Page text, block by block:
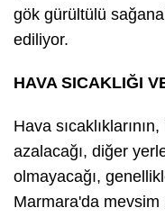
gök gürültülü
ediliyor.
HAVA SICAKLIĞI
Hava
azalacağı, diğer
olmayacağı,
Marmara'da